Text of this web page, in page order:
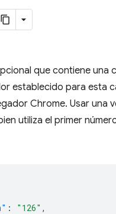
que contiene una
establecido para esta
Chrome. Usar
utiliza el primer
: "126" ,